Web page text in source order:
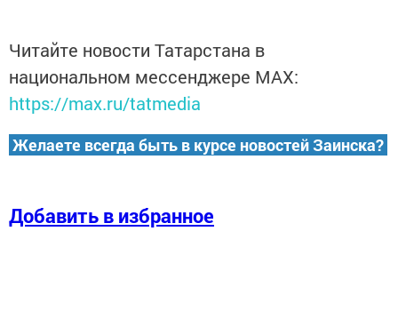
Читайте новости Татарстана в
национальном мессенджере MАХ:
https://max.ru/tatmedia
Желаете всегда быть в курсе новостей Заинска?
Добавить в избранное